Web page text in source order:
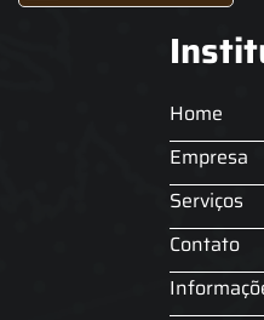
Home
Empresa
Serviços
Contato